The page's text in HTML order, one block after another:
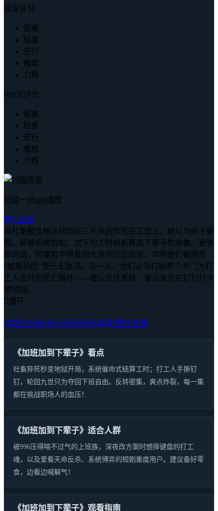
网友评分
很差
较差
还行
推荐
力荐
693次评分
很差
较差
还行
推荐
力荐
扫描一扫app播放
简介角色
当社畜滕佳楠连续加班三千天后猝死在工位上，她以为终于解
脱，却被系统告知：欠下的工时将折算成下辈子的命数。更诡
异的是，同事哲宇带着前九世的记忆出现，声称他们被困在
“加班轮回”里已无数次。这一次，他们必须打破那个专门为打
工人设计的死亡循环——要么反抗系统，要么永远在钉钉打卡
里轮回。
 展开
#加班#社畜#奇幻轮回#职场黑幕#重生逆袭
《加班加到下辈子》看点
社畜猝死秒变地狱开局，系统催命式结算工时；打工人手撕钉
钉，轮回九世只为夺回下班自由。反转密集，爽点炸裂，每一集
都在挑战职场人的血压！
《加班加到下辈子》适合人群
被996压得喘不过气的上班族，深夜改方案时想摔键盘的打工
魂，以及爱看天命反杀、系统博弈的短剧重度用户。建议备好零
食，边看边喊解气！
《加班加到下辈子》观看指南